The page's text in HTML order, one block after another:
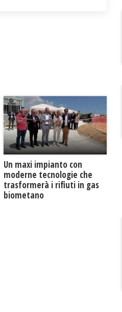
Un maxi impianto con
moderne tecnologie che
trasformerà i rifiuti in gas
biometano